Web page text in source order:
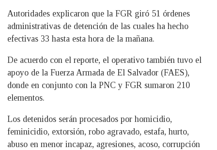
Autoridades explicaron que la FGR giró 51 órdenes
administrativas de detención de las cuales ha hecho
efectivas 33 hasta esta hora de la mañana.
De acuerdo con el reporte, el operativo también tuvo el
apoyo de la Fuerza Armada de El Salvador (FAES),
donde en conjunto con la PNC y FGR sumaron 210
elementos.
Los detenidos serán procesados por homicidio,
feminicidio, extorsión, robo agravado, estafa, hurto,
abuso en menor incapaz, agresiones, acoso, corrupción